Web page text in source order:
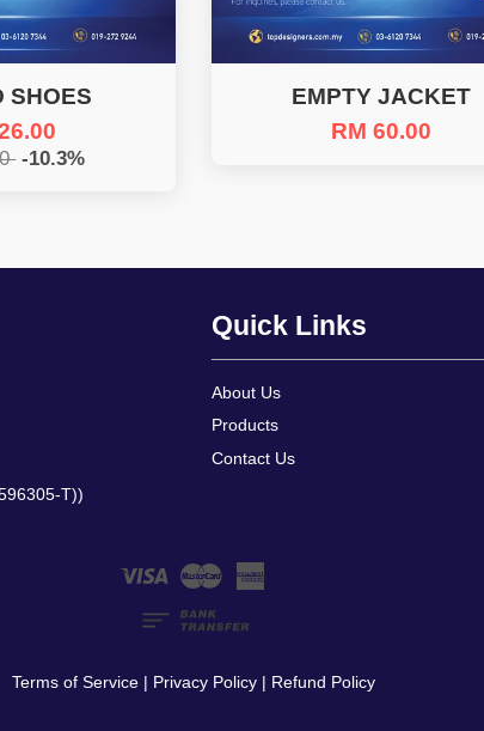
SHOES
-10.3%
EMPTY JACKET
RM 60.00
T))
Quick Links
About Us
Products
Contact Us
Visa Master
Terms of Service | Privacy Policy | Refund Policy